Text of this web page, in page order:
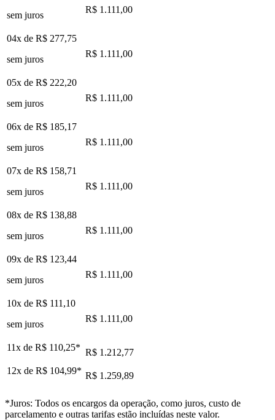
sem juros
R$ 1.111,00
04x de R$ 277,75
sem juros
R$ 1.111,00
05x de R$ 222,20
sem juros
R$ 1.111,00
06x de R$ 185,17
sem juros
R$ 1.111,00
07x de R$ 158,71
sem juros
R$ 1.111,00
08x de R$ 138,88
sem juros
R$ 1.111,00
09x de R$ 123,44
sem juros
R$ 1.111,00
10x de R$ 111,10
sem juros
R$ 1.111,00
11x de R$ 110,25* R$ 1.212,77
12x de R$ 104,99* R$ 1.259,89
*Juros: Todos os encargos da operação, como juros, custo de
parcelamento e outras tarifas estão incluídas neste valor.